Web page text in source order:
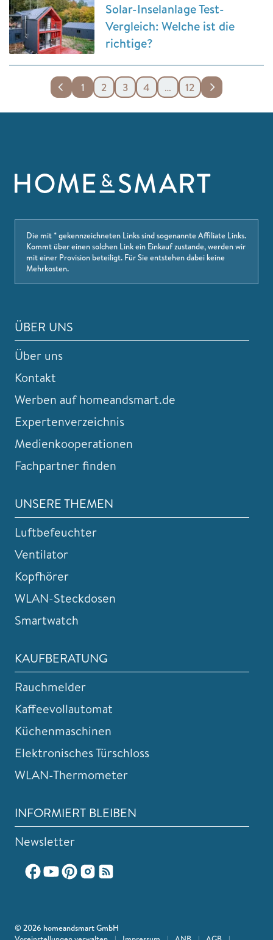
Solar-Inselanlage Test-
Vergleich: Welche ist die
richtige?
1 2 3 4 … 12
Die mit * gekennzeichneten Links sind sogenannte Affiliate Links.
Kommt über einen solchen Link ein Einkauf zustande, werden wir
mit einer Provision beteiligt. Für Sie entstehen dabei keine
Mehrkosten.
ÜBER UNS
Über uns
Kontakt
Werben auf homeandsmart.de
Expertenverzeichnis
Medienkooperationen
Fachpartner finden
UNSERE THEMEN
Luftbefeuchter
Ventilator
Kopfhörer
WLAN-Steckdosen
Smartwatch
KAUFBERATUNG
Rauchmelder
Kaffeevollautomat
Küchenmaschinen
Elektronisches Türschloss
WLAN-Thermometer
INFORMIERT BLEIBEN
Newsletter
© 2026 homeandsmart GmbH